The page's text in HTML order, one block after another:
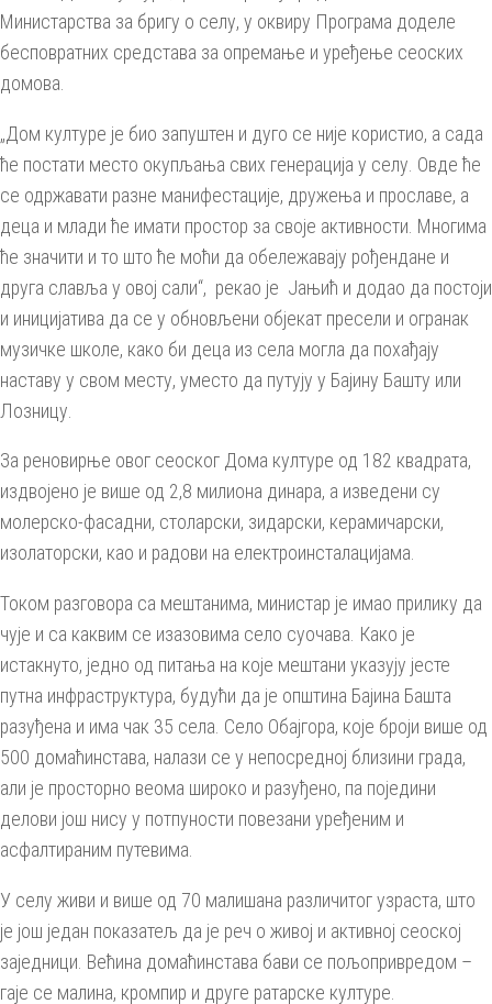
Министарства за бригу о селу, у оквиру Програма доделе
бесповратних средстава за опремање и уређење сеоских
домова.
„Дом културе је био запуштен и дуго се није користио, а сада
ће постати место окупљања свих генерација у селу. Овде ће
се одржавати разне манифестације, дружења и прославе, а
деца и млади ће имати простор за своје активности. Многима
ће значити и то што ће моћи да обележавају рођендане и
друга славља у овој сали“, рекао је Јањић и додао да постоји
и иницијатива да се у обновљени објекат пресели и огранак
музичке школе, како би деца из села могла да похађају
наставу у свом месту, уместо да путују у Бајину Башту или
Лозницу.
За реновирње овог сеоског Дома културе од 182 квадрата,
издвојено је више од 2,8 милиона динара, а изведени су
молерско-фасадни, столарски, зидарски, керамичарски,
изолаторски, као и радови на електроинсталацијама.
Током разговора са мештанима, министар је имао прилику да
чује и са каквим се изазовима село суочава. Како је
истакнуто, једно од питања на које мештани указују јесте
путна инфраструктура, будући да је општина Бајина Башта
разуђена и има чак 35 села. Село Обајгора, које броји више од
500 домаћинстава, налази се у непосредној близини града,
али је просторно веома широко и разуђено, па поједини
делови још нису у потпуности повезани уређеним и
асфалтираним путевима.
У селу живи и више од 70 малишана различитог узраста, што
је још један показатељ да је реч о живој и активној сеоској
заједници. Већина домаћинстава бави се пољопривредом –
гаје се малина, кромпир и друге ратарске културе.